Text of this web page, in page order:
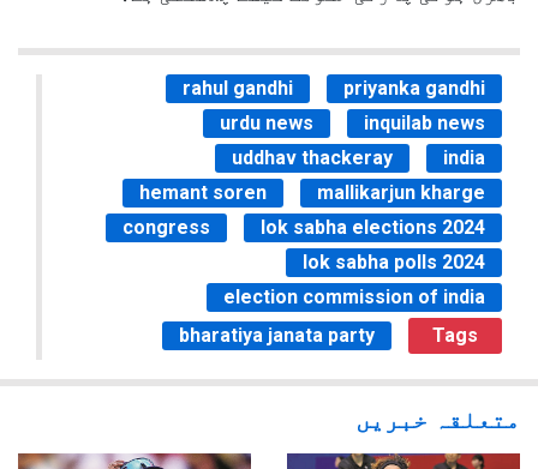
rahul gandhi
priyanka gandhi
urdu news
inquilab news
uddhav thackeray
india
hemant soren
mallikarjun kharge
congress
lok sabha elections 2024
lok sabha polls 2024
election commission of india
bharatiya janata party
Tags
متعلقہ خبریں